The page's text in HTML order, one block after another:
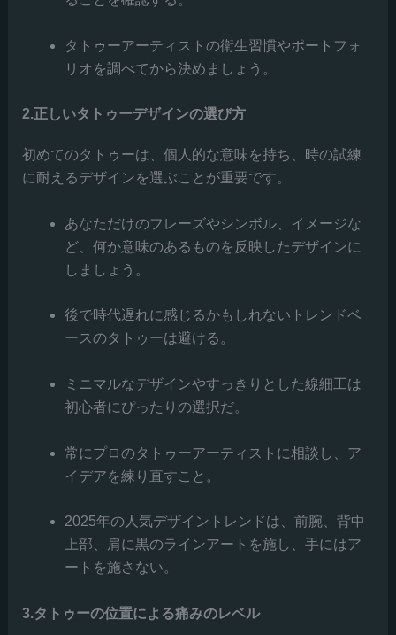
タトゥーアーティストの衛生習慣やポートフォ
リオを調べてから決めましょう。
2.正しいタトゥーデザインの選び方
初めてのタトゥーは、個人的な意味を持ち、時の試練
に耐えるデザインを選ぶことが重要です。
あなただけのフレーズやシンボル、イメージな
ど、何か意味のあるものを反映したデザインに
しましょう。
後で時代遅れに感じるかもしれないトレンドベ
ースのタトゥーは避ける。
ミニマルなデザインやすっきりとした線細工は
初心者にぴったりの選択だ。
常にプロのタトゥーアーティストに相談し、ア
イデアを練り直すこと。
2025年の人気デザイントレンドは、前腕、背中
上部、肩に黒のラインアートを施し、手にはア
ートを施さない。
3.タトゥーの位置による痛みのレベル